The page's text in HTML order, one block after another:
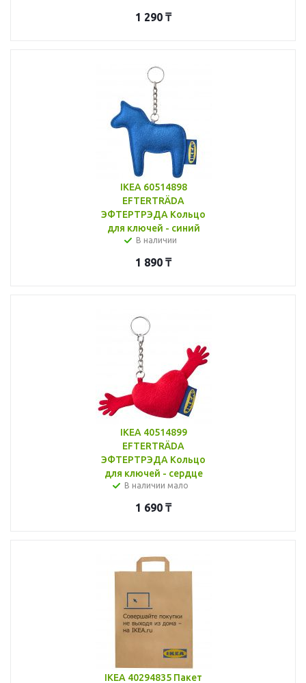
1 290 ₸
IKEA 60514898
EFTERTRÄDA
ЭФТЕРТРЭДА Кольцо
для ключей - синий
В наличии
1 890 ₸
IKEA 40514899
EFTERTRÄDA
ЭФТЕРТРЭДА Кольцо
для ключей - сердце
В наличии мало
1 690 ₸
IKEA 40294835 Пакет